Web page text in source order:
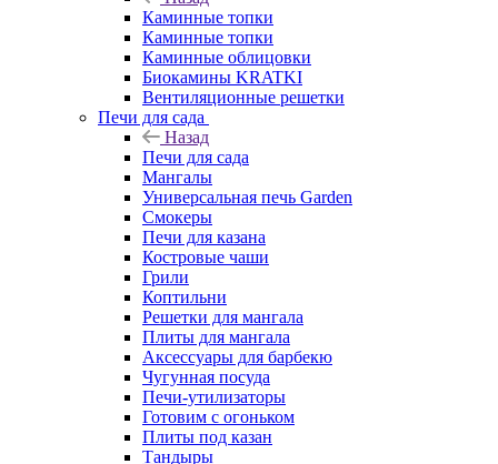
Каминные топки
Каминные топки
Каминные облицовки
Биокамины KRATKI
Вентиляционные решетки
Печи для сада
Назад
Печи для сада
Мангалы
Универсальная печь Garden
Смокеры
Печи для казана
Костровые чаши
Грили
Коптильни
Решетки для мангала
Плиты для мангала
Аксессуары для барбекю
Чугунная посуда
Печи-утилизаторы
Готовим с огоньком
Плиты под казан
Тандыры